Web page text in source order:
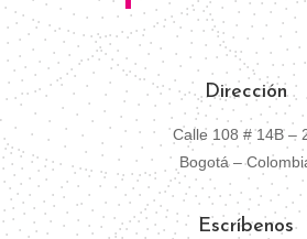
Dirección
Calle 108 # 14B –
Bogotá –
Escríbenos